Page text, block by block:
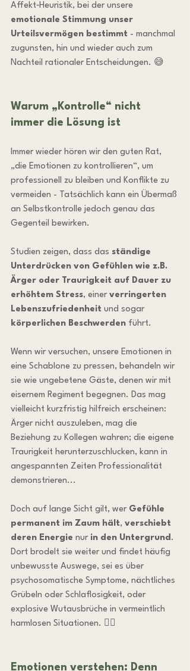
Affekt‑Heuristik, bei der unsere
emotionale Stimmung unser
Urteilsvermögen bestimmt - manchmal
zugunsten, hin und wieder auch zum
Nachteil rationaler Entscheidungen. 😅
Warum „Kontrolle“ nicht
immer die Lösung ist
Immer wieder hören wir den guten Rat,
„die Emotionen zu kontrollieren“, um
professionell zu bleiben und Konflikte zu
vermeiden - Tatsächlich kann ein Übermaß
an Selbstkontrolle jedoch genau das
Gegenteil bewirken.
Studien zeigen, dass das ständige
Unterdrücken von Gefühlen wie z.B.
Ärger oder Traurigkeit auf Dauer zu
erhöhtem Stress, einer verringerten
Lebenszufriedenheit und sogar
körperlichen Beschwerden führt.
Wenn wir versuchen, unsere Emotionen in
eine Schablone zu pressen, behandeln wir
sie wie ungebetene Gäste, denen wir mit
eisernem Regiment begegnen. Das mag
vielleicht kurzfristig hilfreich erscheinen:
Ärger nicht auszuleben, mag die
Beziehung zu Kollegen wahren; die eigene
Traurigkeit herunterzuschlucken, kann in
angespannten Zeiten Professionalität
demonstrieren...
Doch auf lange Sicht gilt, wer Gefühle
permanent im Zaum hält, verschiebt
deren Energie nur in den Untergrund .
Dort brodelt sie weiter und findet häufig
unbewusste Auswege, sei es über
psychosomatische Symptome, nächtliches
Grübeln oder Schlaflosigkeit, oder
explosive Wutausbrüche in vermeintlich
harmlosen Situationen. 😵‍💫
Emotionen verstehen: Denn